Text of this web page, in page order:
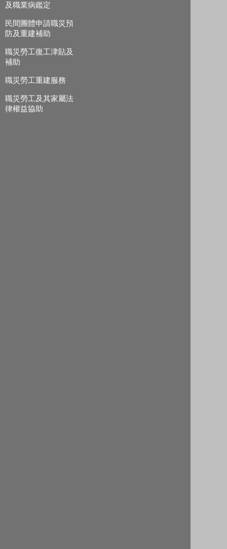
及職業病鑑定
民間團體申請職災預
防及重建補助
職災勞工復工津貼及
補助
職災勞工重建服務
職災勞工及其家屬法
律權益協助